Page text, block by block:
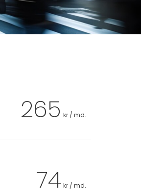
265 kr / md.
74 kr / md.